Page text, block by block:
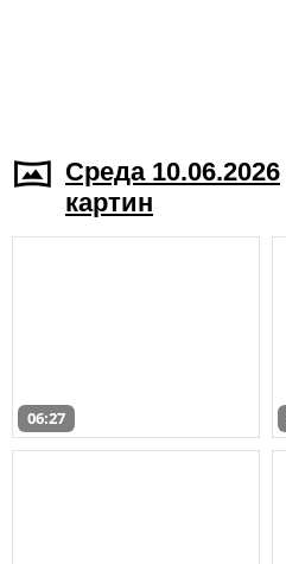
Среда 10.06.2026
картин
06:27